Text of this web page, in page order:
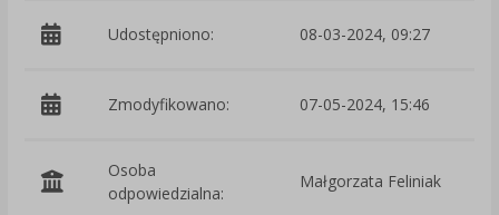
Udostępniono: 08-03-2024, 09:27
Zmodyfikowano: 07-05-2024, 15:46
Osoba
odpowiedzialna:
Małgorzata Feliniak